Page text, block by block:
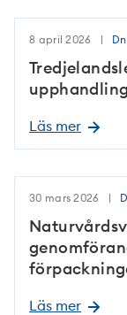
8 april 2026
Läs mer
30 mars 2026
Läs mer